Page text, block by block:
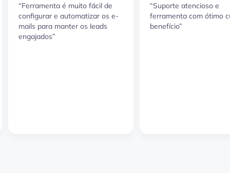
“Ferramenta é muito fácil de
configurar e automatizar os e-
mails para manter os leads
engajados”
“Suporte atencioso e
ferramenta com ótimo
benefício”